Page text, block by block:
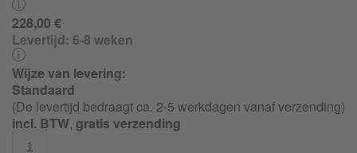
228,00 €
Levertijd: 6-8 weken
Wijze van levering:
Standaard
(De levertijd bedraagt ca. 2-5 werkdagen vanaf verzending)
incl. BTW, gratis verzending